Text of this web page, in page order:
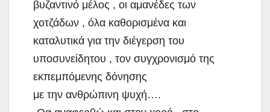
βυζαντινό μέλος , οι αμανέδες των
χοτζάδων , όλα καθορισμένα και
καταλυτικά για την διέγερση του
υποσυνείδητου , τον συγχρονισμό της
εκπεμπόμενης δόνησης
με την ανθρώπινη ψυχή….